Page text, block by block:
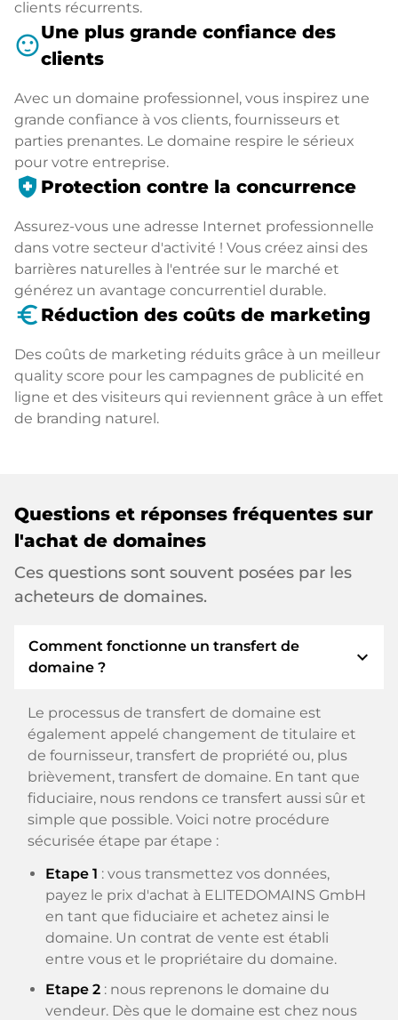
clients récurrents.
sentiment_satisfiedUne plus grande confiance des
clients
Avec un domaine professionnel, vous inspirez une
grande confiance à vos clients, fournisseurs et
parties prenantes. Le domaine respire le sérieux
pour votre entreprise.
health_and_safety Protection contre la concurrence
Assurez-vous une adresse Internet professionnelle
dans votre secteur d'activité ! Vous créez ainsi des
barrières naturelles à l'entrée sur le marché et
générez un avantage concurrentiel durable.
euro_symbol Réduction des coûts de marketing
Des coûts de marketing réduits grâce à un meilleur
quality score pour les campagnes de publicité en
ligne et des visiteurs qui reviennent grâce à un effet
de branding naturel.
Questions et réponses fréquentes sur
l'achat de domaines
Ces questions sont souvent posées par les
acheteurs de domaines.
Comment fonctionne un transfert de
domaine ?
expand_more
Le processus de transfert de domaine est
également appelé changement de titulaire et
de fournisseur, transfert de propriété ou, plus
brièvement, transfert de domaine. En tant que
fiduciaire, nous rendons ce transfert aussi sûr et
simple que possible. Voici notre procédure
sécurisée étape par étape :
Etape 1 : vous transmettez vos données,
payez le prix d'achat à ELITEDOMAINS GmbH
en tant que fiduciaire et achetez ainsi le
domaine. Un contrat de vente est établi
entre vous et le propriétaire du domaine.
Etape 2 : nous reprenons le domaine du
vendeur. Dès que le domaine est chez nous